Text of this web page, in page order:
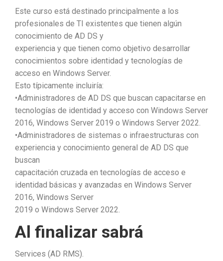
Este curso está destinado principalmente a los
profesionales de TI existentes que tienen algún
conocimiento de AD DS y
experiencia y que tienen como objetivo desarrollar
conocimientos sobre identidad y tecnologías de
acceso en Windows Server.
Esto típicamente incluiría:
•Administradores de AD DS que buscan capacitarse en
tecnologías de identidad y acceso con Windows Server
2016, Windows Server 2019 o Windows Server 2022.
•Administradores de sistemas o infraestructuras con
experiencia y conocimiento general de AD DS que
buscan
capacitación cruzada en tecnologías de acceso e
identidad básicas y avanzadas en Windows Server
2016, Windows Server
2019 o Windows Server 2022.
Al finalizar sabrá
Services (AD RMS).